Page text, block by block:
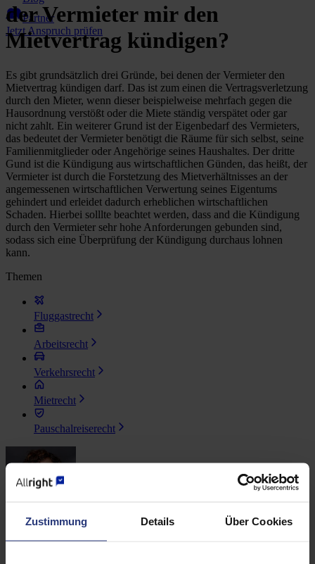
Zustimmung Details Über Cookies
Partner
Jetzt Anspruch prüfen
der Vermieter mir den
Mietvertrag kündigen?
Es gibt grundsätzlich drei Gründe, bei denen der Vermieter den
Mietvertrag kündigen darf. Das ist zum einen die Vertragsverletzung
durch den Mieter, wenn dieser beispielweise mehrfach gegen die
Hausordnung verstößt oder die Miete ständig verspätet oder gar
nicht zahlt. Ein weiterer Grund ist der Eigenbedarf des Vermieters,
das bedeutet der Vermieter benötigt die Räume für sich selbst, seine
Familienmitglieder oder Angehörige seines Haushaltes. Der dritte
Gund ist die Kündigung aus wirtschaftlichen Günden, das heißt, der
Vermieter ist durch die Forstetzung des Mietverhältnisses an der
angemessenen wirtschaftlichen Verwertung seines Eigentums
gehindert und erleidet dadurch erheblichen wirtschaftlichen
Schaden. Hierbei solllte beachtet werden, dass and die Kündigung
durch den Vermieter sehr hohe Anforderungen gebunden sind,
sodass sich eine Überprüfung der Kündigung durchaus lohnen
kann.
Themen
Fluggastrecht
Arbeitsrecht
Verkehrsrecht
Mietrecht
Pauschalreiserecht